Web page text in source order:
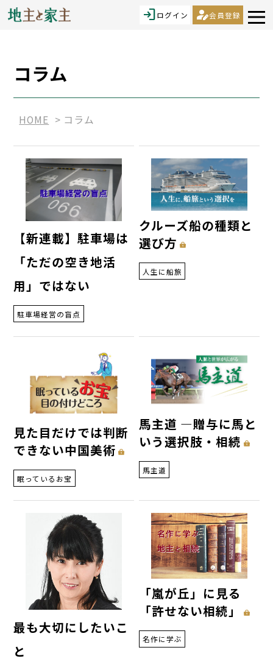
loginログイン person_edit会員登録
コラム
HOME コラム
【新連載】駐車場は
「ただの空き地活
用」ではない
駐車場経営の盲点
クルーズ船の種類と
選び方
人生に船旅
見た目だけでは判断
できない中国美術
眠っているお宝
馬主道 ―贈与に馬と
いう選択肢・相続
馬主道
最も大切にしたいこ
と
「嵐が丘」に見る
「許せない相続」
名作に学ぶ